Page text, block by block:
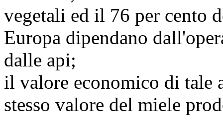
vegetali ed il 76 per cento
Europa dipendano
dalle api;
il valore economico di tale
stesso valore del miele